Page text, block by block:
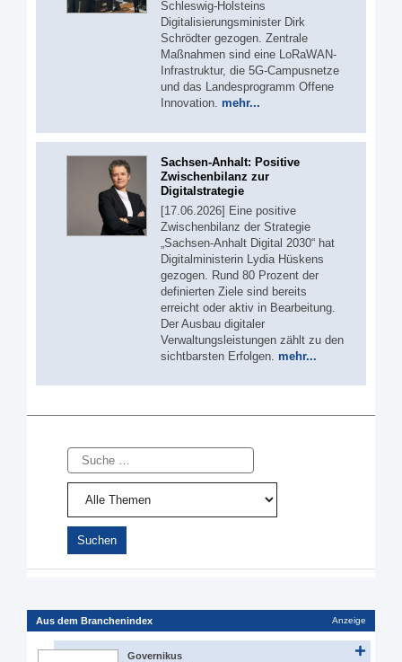
Schleswig-Holsteins
Digitalisierungsminister Dirk
Schrödter gezogen. Zentrale
Maßnahmen sind eine LoRaWAN-
Infrastruktur, die 5G-Campusnetze
und das Landesprogramm Offene
Innovation. mehr...
Sachsen-Anhalt: Positive
Zwischenbilanz zur
Digitalstrategie
[17.06.2026] Eine positive
Zwischenbilanz der Strategie
„Sachsen-Anhalt Digital 2030“ hat
Digitalministerin Lydia Hüskens
gezogen. Rund 80 Prozent der
definierten Ziele sind bereits
erreicht oder aktiv in Bearbeitung.
Der Ausbau digitaler
Verwaltungsleistungen zählt zu den
sichtbarsten Erfolgen. mehr...
Suche
Aus dem Branchenindex Anzeige
Governikus